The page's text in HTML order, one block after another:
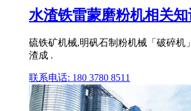
水渣铁雷蒙磨粉机相关知
硫铁矿机械,明矾石制粉机械「破碎机
渣成 .
联系电话: 180 3780 8511